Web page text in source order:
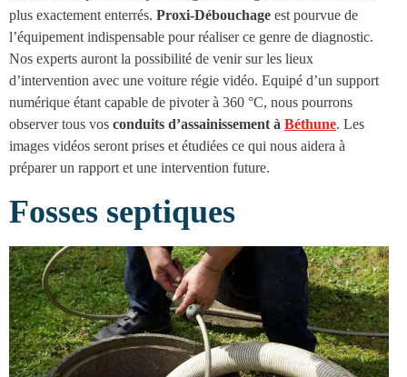
plus exactement enterrés. Proxi-Débouchage est pourvue de
l’équipement indispensable pour réaliser ce genre de diagnostic.
Nos experts auront la possibilité de venir sur les lieux
d’intervention avec une voiture régie vidéo. Equipé d’un support
numérique étant capable de pivoter à 360 °C, nous pourrons
observer tous vos conduits d’assainissement à Béthune. Les
images vidéos seront prises et étudiées ce qui nous aidera à
préparer un rapport et une intervention future.
Fosses septiques